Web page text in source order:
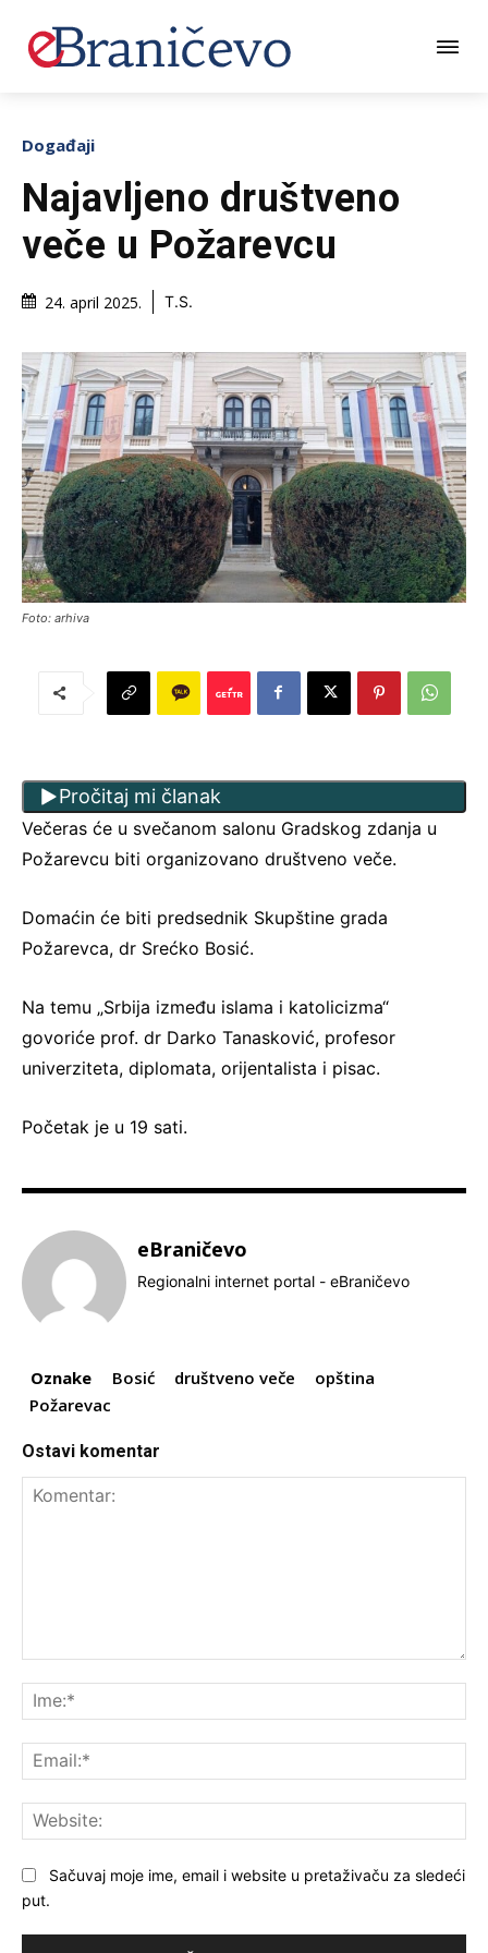
Događaji
Najavljeno društveno
veče u Požarevcu
24. april 2025. T.S.
Foto: arhiva
Pročitaj mi članak
Večeras će u svečanom salonu Gradskog zdanja u
Požarevcu biti organizovano društveno veče.
Domaćin će biti predsednik Skupštine grada
Požarevca, dr Srećko Bosić.
Na temu „Srbija između islama i katolicizma“
govoriće prof. dr Darko Tanasković, profesor
univerziteta, diplomata, orijentalista i pisac.
Početak je u 19 sati.
eBraničevo
Regionalni internet portal - eBraničevo
Oznake Bosić društveno veče
opština
Požarevac
Ostavi komentar
Sačuvaj moje ime, email i website u pretaživaču za sledeći
put.